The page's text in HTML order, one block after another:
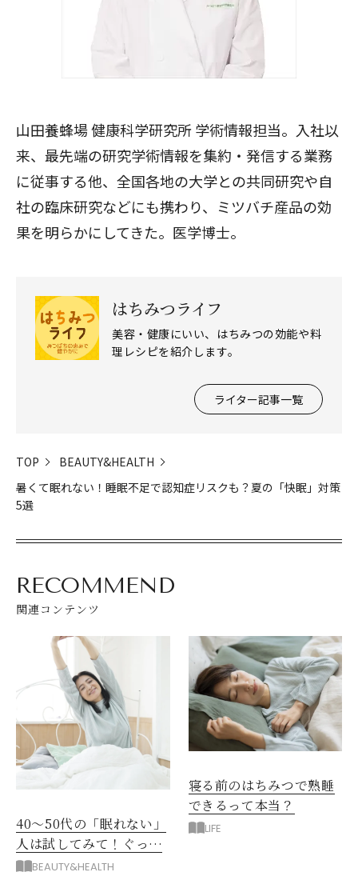
山田養蜂場 健康科学研究所 学術情報担当。入社以
来、最先端の研究学術情報を集約・発信する業務
に従事する他、全国各地の大学との共同研究や自
社の臨床研究などにも携わり、ミツバチ産品の効
果を明らかにしてきた。医学博士。
はちみつライフ
美容・健康にいい、はちみつの効能や料
理レシピを紹介します。
ライター記事一覧
TOP
BEAUTY&HEALTH
暑くて眠れない！睡眠不足で認知症リスクも？夏の「快眠」対策
5選
RECOMMEND
関連コンテンツ
40～50代の「眠れない」
人は試してみて！ぐっす
り眠ってすっきり起きる
BEAUTY&HEALTH
寝る前のはちみつで熟睡
できるって本当？
LIFE